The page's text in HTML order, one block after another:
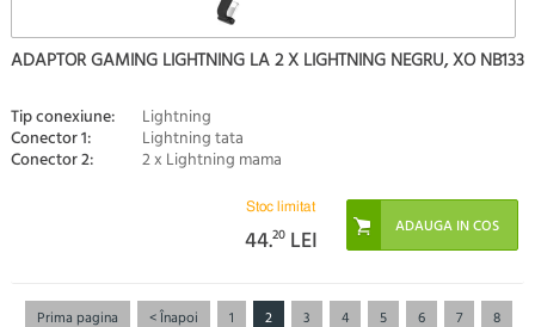
ADAPTOR GAMING LIGHTNING LA 2 X LIGHTNING NEGRU, XO NB133
Tip conexiune: Lightning
Conector 1: Lightning tata
Conector 2: 2 x Lightning mama
Stoc limitat
44.20 LEI
Prima pagina < Înapoi 1 2 3 4 5 6 7
8